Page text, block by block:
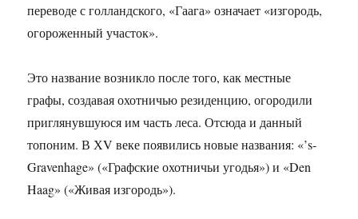
переводе с голландского, «Гаага» означает «изгородь,
огороженный участок».
Это название возникло после того, как местные
графы, создавая охотничью резиденцию, огородили
приглянувшуюся им часть леса. Отсюда и данный
топоним. В ХV веке появились новые названия: «’s-
Gravenhage» («Графские охотничьи угодья») и «Den
Haag» («Живая изгородь»).